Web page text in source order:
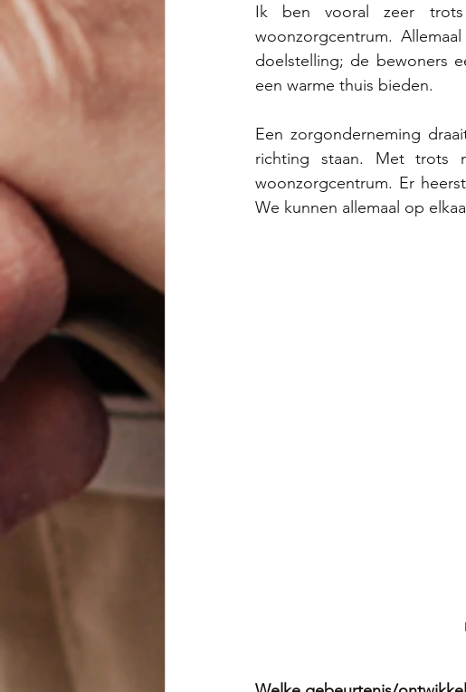
Ik ben vooral zeer
woonzorgcentrum.
doelstelling; de bewoners
een warme thuis bieden.
Een zorgonderneming
richting staan. Met trots
woonzorgcentrum. Er
We kunnen allemaal op